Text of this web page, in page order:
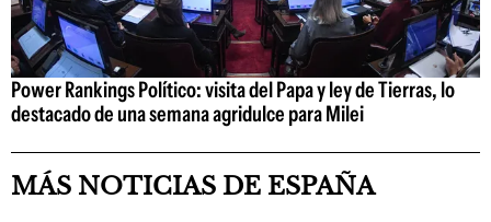
Power Rankings Político: visita del Papa y ley de Tierras, lo
destacado de una semana agridulce para Milei
MÁS NOTICIAS DE ESPAÑA